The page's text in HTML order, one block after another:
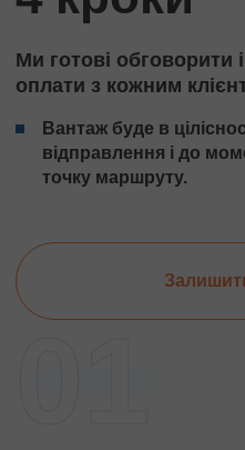
Ми готові обговорити
оплати з кожним
Вантаж буде в
відправлення і до
точку маршруту.